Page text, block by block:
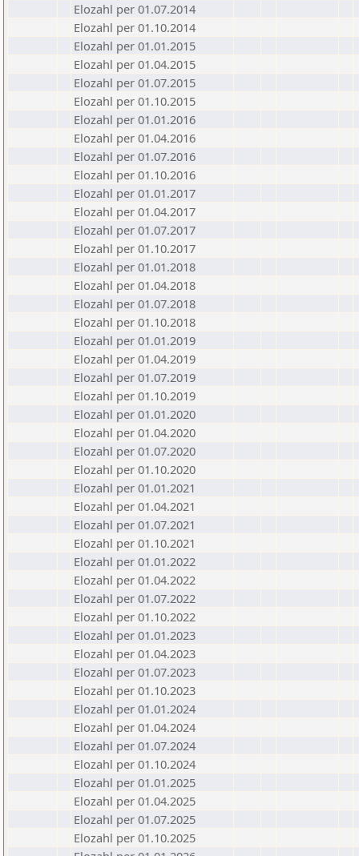
Elozahl per 01.07.2014
Elozahl per 01.10.2014
Elozahl per 01.01.2015
Elozahl per 01.04.2015
Elozahl per 01.07.2015
Elozahl per 01.10.2015
Elozahl per 01.01.2016
Elozahl per 01.04.2016
Elozahl per 01.07.2016
Elozahl per 01.10.2016
Elozahl per 01.01.2017
Elozahl per 01.04.2017
Elozahl per 01.07.2017
Elozahl per 01.10.2017
Elozahl per 01.01.2018
Elozahl per 01.04.2018
Elozahl per 01.07.2018
Elozahl per 01.10.2018
Elozahl per 01.01.2019
Elozahl per 01.04.2019
Elozahl per 01.07.2019
Elozahl per 01.10.2019
Elozahl per 01.01.2020
Elozahl per 01.04.2020
Elozahl per 01.07.2020
Elozahl per 01.10.2020
Elozahl per 01.01.2021
Elozahl per 01.04.2021
Elozahl per 01.07.2021
Elozahl per 01.10.2021
Elozahl per 01.01.2022
Elozahl per 01.04.2022
Elozahl per 01.07.2022
Elozahl per 01.10.2022
Elozahl per 01.01.2023
Elozahl per 01.04.2023
Elozahl per 01.07.2023
Elozahl per 01.10.2023
Elozahl per 01.01.2024
Elozahl per 01.04.2024
Elozahl per 01.07.2024
Elozahl per 01.10.2024
Elozahl per 01.01.2025
Elozahl per 01.04.2025
Elozahl per 01.07.2025
Elozahl per 01.10.2025